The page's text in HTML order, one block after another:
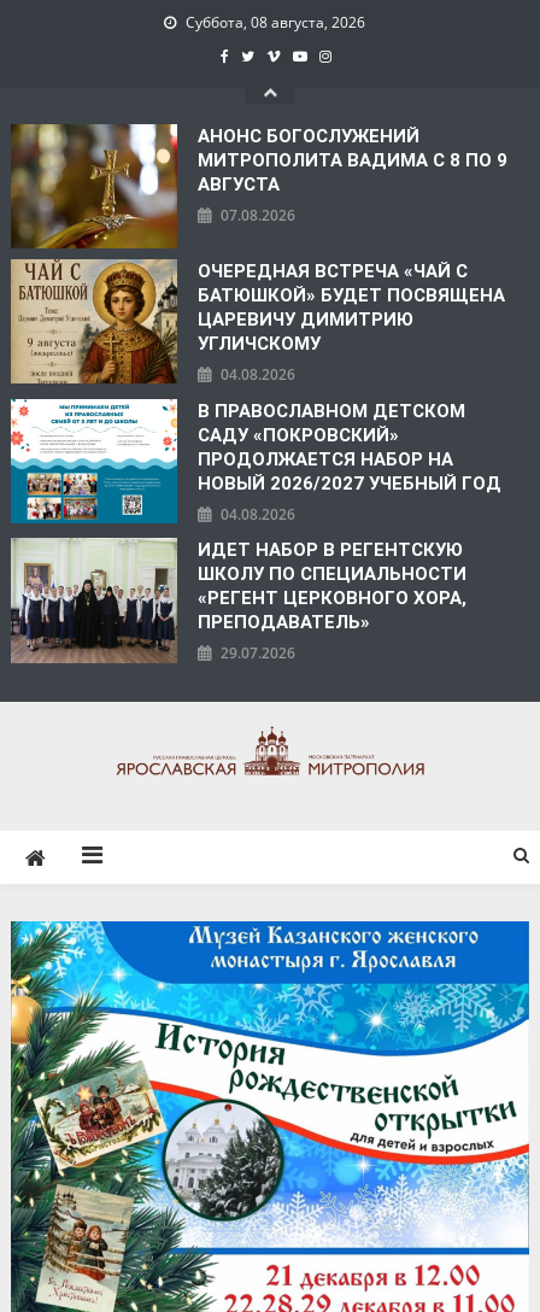
Суббота, 08 августа, 2026
АНОНС БОГОСЛУЖЕНИЙ
МИТРОПОЛИТА ВАДИМА С 8 ПО 9
АВГУСТА
07.08.2026
ОЧЕРЕДНАЯ ВСТРЕЧА «ЧАЙ С
БАТЮШКОЙ» БУДЕТ ПОСВЯЩЕНА
ЦАРЕВИЧУ ДИМИТРИЮ
УГЛИЧСКОМУ
04.08.2026
В ПРАВОСЛАВНОМ ДЕТСКОМ
САДУ «ПОКРОВСКИЙ»
ПРОДОЛЖАЕТСЯ НАБОР НА
НОВЫЙ 2026/2027 УЧЕБНЫЙ ГОД
04.08.2026
ИДЕТ НАБОР В РЕГЕНТСКУЮ
ШКОЛУ ПО СПЕЦИАЛЬНОСТИ
«РЕГЕНТ ЦЕРКОВНОГО ХОРА,
ПРЕПОДАВАТЕЛЬ»
29.07.2026